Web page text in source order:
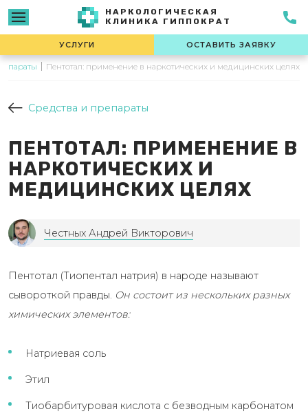
НАРКОЛОГИЧЕСКАЯ
КЛИНИКА ГИППОКРАТ
УСЛУГИ ОСТАВИТЬ ЗАЯВКУ
Пентотал: применение в наркотических и медицинских целях
Средства и препараты
ПЕНТОТАЛ: ПРИМЕНЕНИЕ В
НАРКОТИЧЕСКИХ И
МЕДИЦИНСКИХ ЦЕЛЯХ
Честных Андрей Викторович
Пентотал (Тиопентал натрия) в народе называют
сывороткой правды. Он состоит из нескольких разных
химических элементов:
Натриевая соль
Этил
Тиобарбитуровая кислота с безводным карбонатом